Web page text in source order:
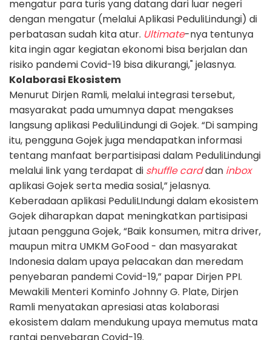
mengatur para turis yang datang dari luar negeri
dengan mengatur (melalui Aplikasi PeduliLindungi) di
perbatasan sudah kita atur. Ultimate-nya tentunya
kita ingin agar kegiatan ekonomi bisa berjalan dan
risiko pandemi Covid-19 bisa dikurangi," jelasnya.
Kolaborasi Ekosistem
Menurut Dirjen Ramli, melalui integrasi tersebut,
masyarakat pada umumnya dapat mengakses
langsung aplikasi PeduliLindungi di Gojek. “Di samping
itu, pengguna Gojek juga mendapatkan informasi
tentang manfaat berpartisipasi dalam PeduliLindungi
melalui link yang terdapat di shuffle carddan inbox
aplikasi Gojek serta media sosial,” jelasnya.
Keberadaan aplikasi PeduliLIndungi dalam ekosistem
Gojek diharapkan dapat meningkatkan partisipasi
jutaan pengguna Gojek, “Baik konsumen, mitra driver,
maupun mitra UMKM GoFood - dan masyarakat
Indonesia dalam upaya pelacakan dan meredam
penyebaran pandemi Covid-19,” papar Dirjen PPI.
Mewakili Menteri Kominfo Johnny G. Plate, Dirjen
Ramli menyatakan apresiasi atas kolaborasi
ekosistem dalam mendukung upaya memutus mata